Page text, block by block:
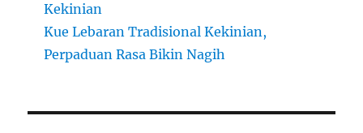
Kekinian
Kue Lebaran Tradisional Kekinian,
Perpaduan Rasa Bikin Nagih